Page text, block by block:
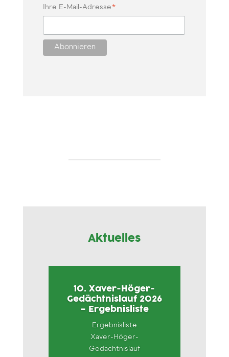
Ihre E-Mail-Adresse*
Aktuelles
10. Xaver-Höger-
Gedächtnislauf 2026
– Ergebnisliste
Ergebnisliste
Xaver-Höger-
Gedächtnislauf